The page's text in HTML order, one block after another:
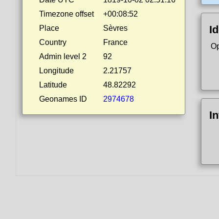
Timezone offset
+00:08:52
Place
Sèvres
Country
France
Admin level 2
92
Longitude
2.21757
Latitude
48.82292
Geonames ID
2974678